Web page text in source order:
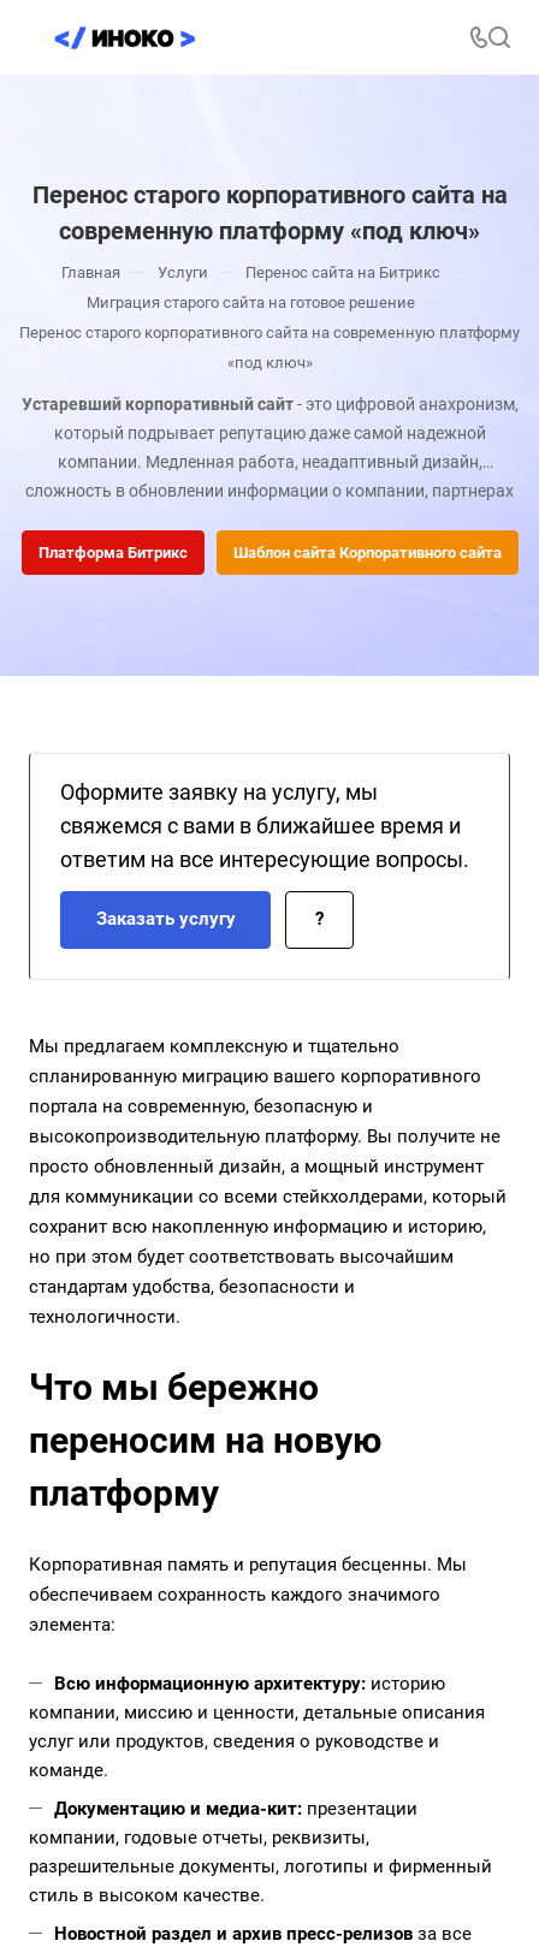
Перенос старого корпоративного сайта на
современную платформу «под ключ»
Главная — Услуги — Перенос сайта на Битрикс —
Миграция старого сайта на готовое решение —
Перенос старого корпоративного сайта на современную платформу
«под ключ»
Устаревший корпоративный сайт- это цифровой анахронизм,
который подрывает репутацию даже самой надежной
компании. Медленная работа, неадаптивный дизайн,
сложность в обновлении информации о компании, партнерах
инвесторов и потенциальных сотрудников. В эпоху, когда
цифровое лицо компании является ключевым фактором
Платформа Битрикс Шаблон сайта Корпоративного сайта
Оформите заявку на услугу, мы
свяжемся с вами в ближайшее время и
ответим на все интересующие вопросы.
Заказать услугу ?
Мы предлагаем комплексную и тщательно
спланированную миграцию вашего корпоративного
портала на современную, безопасную и
высокопроизводительную платформу. Вы получите не
просто обновленный дизайн, а мощный инструмент
для коммуникации со всеми стейкхолдерами, который
сохранит всю накопленную информацию и историю,
но при этом будет соответствовать высочайшим
стандартам удобства, безопасности и
технологичности.
Что мы бережно
переносим на новую
платформу
Корпоративная память и репутация бесценны. Мы
обеспечиваем сохранность каждого значимого
элемента:
Всю информационную архитектуру: историю
компании, миссию и ценности, детальные описания
услуг или продуктов, сведения о руководстве и
команде.
Документацию и медиа-кит: презентации
компании, годовые отчеты, реквизиты,
разрешительные документы, логотипы и фирменный
стиль в высоком качестве.
Новостной раздел и архив пресс-релизов за все